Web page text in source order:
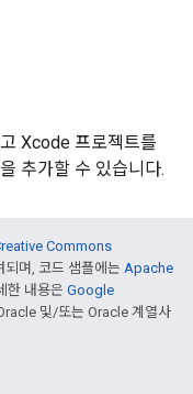
Xcode 프로젝트를
을 추가할 수 있습니다.
Commons
되며, 코드 샘플에는 Apache
한 내용은 Google
및/또는 Oracle 계열사